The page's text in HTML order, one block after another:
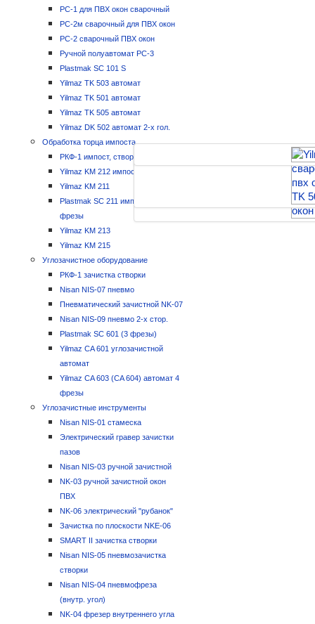
РС-1 для ПВХ окон сварочный
РС-2м сварочный для ПВХ окон
РС-2 сварочный ПВХ окон
Ручной полуавтомат РС-3
Plastmak SC 101 S
Yilmaz TK 503 автомат
Yilmaz TK 501 автомат
Yilmaz TK 505 автомат
Yilmaz DK 502 автомат 2-х гол.
Обработка торца импоста
РКФ-1 импост, створка
Yilmaz KM 212 импост
Yilmaz KM 211
Plastmak SC 211 импостовый 2
фрезы
Yilmaz KM 213
Yilmaz KM 215
Углозачистное оборудование
РКФ-1 зачистка створки
Nisan NIS-07 пневмо
Пневматический зачистной NK-07
Nisan NIS-09 пневмо 2-х стор.
Plastmak SC 601 (3 фрезы)
Yilmaz CA 601 углозачистной
автомат
Yilmaz CA 603 (CA 604) автомат 4
фрезы
Углозачистные инструменты
Nisan NIS-01 стамеска
Электрический гравер зачистки
пазов
Nisan NIS-03 ручной зачистной
NK-03 ручной зачистной окон
ПВХ
NK-06 электрический "рубанок"
Зачистка по плоскости NKE-06
SMART II зачистка створки
Nisan NIS-05 пневмозачистка
створки
Nisan NIS-04 пневмофреза
(внутр. угол)
NK-04 фрезер внутреннего угла